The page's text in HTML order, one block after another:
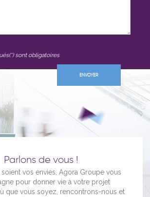
sont obligatoires
Parlons de vous !
vos envies, Agora Groupe vous
pour donner vie à votre projet
que vous soyez, rencontrons-nous et